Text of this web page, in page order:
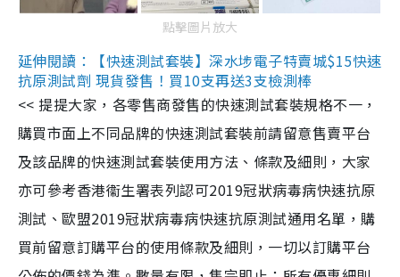
點擊圖片放大
延伸閱讀：【快速測試套裝】深水埗電子特賣城$15快速
抗原測試劑 現貨發售！買10支再送3支檢測棒
<< 提提大家，各零售商發售的快速測試套裝規格不一，
購買市面上不同品牌的快速測試套裝前請留意售賣平台
及該品牌的快速測試套裝使用方法、條款及細則，大家
亦可參考香港衞生署表列認可2019冠狀病毒病快速抗原
測試、歐盟2019冠狀病毒病快速抗原測試通用名單，購
買前留意訂購平台的使用條款及細則，一切以訂購平台